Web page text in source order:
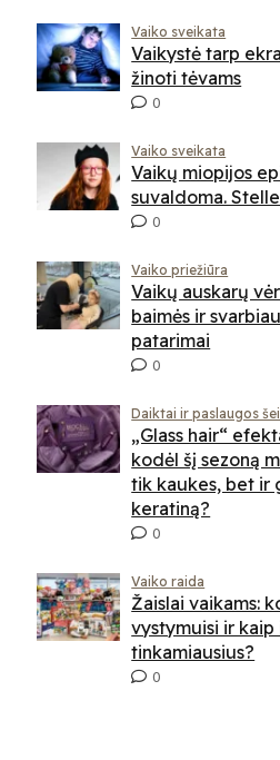
Vaiko sveikata
Vaikystė tarp
žinoti tėvams
0
Vaiko sveikata
Vaikų miopijos
suvaldoma.
0
Vaiko priežiūra
Vaikų auskarų
baimės ir
patarimai
0
Daiktai ir paslaugos
„Glass hair“
kodėl šį sezoną
tik kaukes, bet ir
keratiną?
0
Vaiko raida
Žaislai vaikams:
vystymuisi ir kaip
tinkamiausius?
0